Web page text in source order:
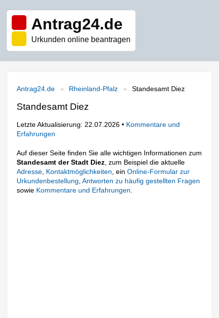
Antrag24.de
Urkunden online beantragen
Antrag24.de Rheinland-Pfalz Standesamt Diez
Standesamt Diez
Letzte Aktualisierung: 22.07.2026 • Kommentare und
Erfahrungen
Auf dieser Seite finden Sie alle wichtigen Informationen zum
Standesamt der Stadt Diez , zum Beispiel die aktuelle
Adresse Kontaktmöglichkeiten , einOnline-Formular zur
Urkundenbestellung ,Antworten zu häufig gestellten Fragen
sowie Kommentare und Erfahrungen